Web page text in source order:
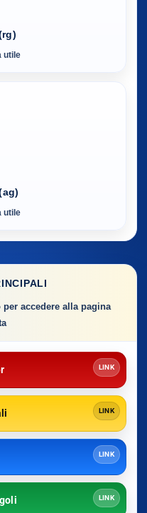
utile
utile
accedere alla pagina
LINK
LINK
LINK
LINK